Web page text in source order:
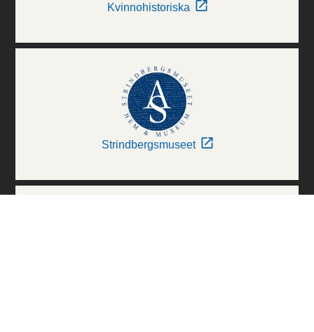
Kvinnohistoriska
Strindbergsmuseet